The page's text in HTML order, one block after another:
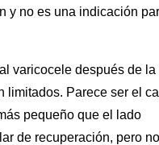
y no es una indicación
varicocele después de la
limitados. Parece ser el
pequeño que el lado
de recuperación, pero no